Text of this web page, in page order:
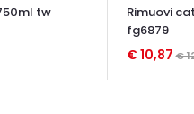
tw
Rimuovi
fg6879
€ 10,87€